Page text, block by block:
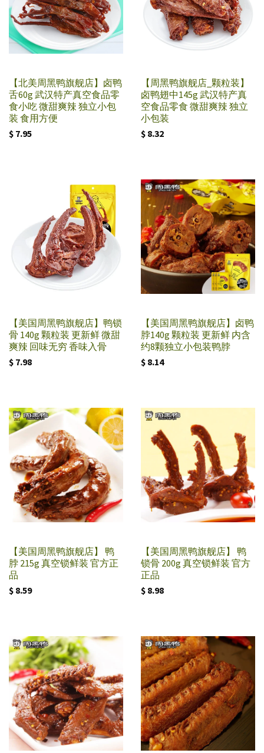
【北美周黑鸭旗舰店】卤鸭
舌60g 武汉特产真空食品零
食小吃 微甜爽辣 独立小包
装 食用方便
$ 7.95
【周黑鸭旗舰店_颗粒装】
卤鸭翅中145g 武汉特产真
空食品零食 微甜爽辣 独立
小包装
$ 8.32
【美国周黑鸭旗舰店】鸭锁
骨 140g 颗粒装 更新鲜 微甜
爽辣 回味无穷 香味入骨
$ 7.98
【美国周黑鸭旗舰店】卤鸭
脖140g 颗粒装 更新鲜 内含
约8颗独立小包装鸭脖
$ 8.14
【美国周黑鸭旗舰店】 鸭
脖 215g 真空锁鲜装 官方正
品
$ 8.59
【美国周黑鸭旗舰店】 鸭
锁骨 200g 真空锁鲜装 官方
正品
$ 8.98